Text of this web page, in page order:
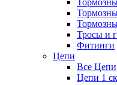
Тросы и
Фитинги
Цепи
Все Цепи
Цепи 1